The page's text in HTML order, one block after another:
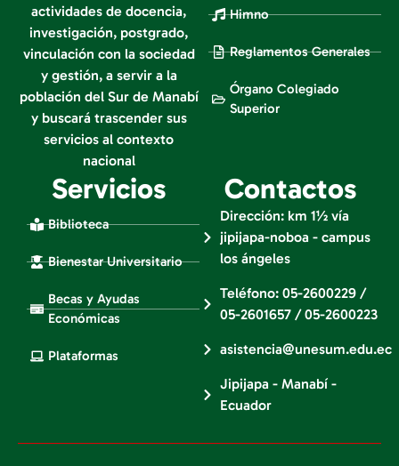
actividades de docencia,
investigación, postgrado,
vinculación con la sociedad
y gestión, a servir a la
población del Sur de Manabí
y buscará trascender sus
servicios al contexto
nacional
Himno
Reglamentos Generales
Órgano Colegiado
Superior
Servicios
Biblioteca
Bienestar Universitario
Becas y Ayudas
Económicas
Plataformas
Contactos
Dirección: km 1½ vía
jipijapa-noboa - campus
los ángeles
Teléfono: 05-2600229 /
05-2601657 / 05-2600223
asistencia@unesum.edu.ec
Jipijapa - Manabí -
Ecuador